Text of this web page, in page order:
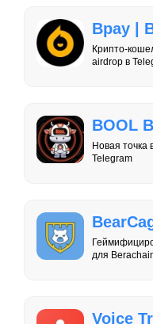
Bpay |
Крипто-
airdrop в
BOOL
Новая точка
Telegram
для
Voice